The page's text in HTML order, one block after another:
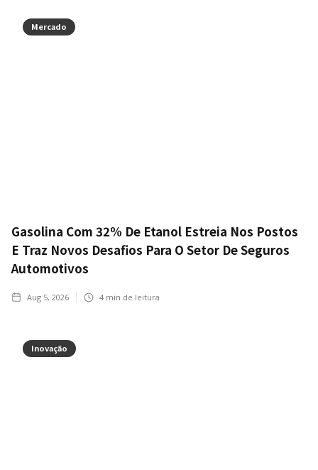
Mercado
Gasolina Com 32% De Etanol Estreia Nos Postos
E Traz Novos Desafios Para O Setor De Seguros
Automotivos
Aug 5, 2026 4 min de leitura
Inovação